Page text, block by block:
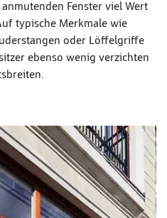
Fenster viel Wert
typische Merkmale wie
oder Löffelgriffe
ebenso wenig verzichten